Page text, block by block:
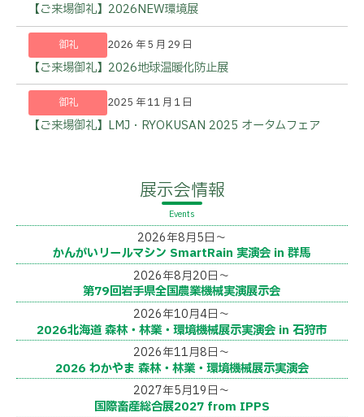
【ご来場御礼】2026NEW環境展
2026年5月29日
御礼
【ご来場御礼】2026地球温暖化防止展
2025年11月1日
御礼
【ご来場御礼】LMJ・RYOKUSAN 2025 オータムフェア
展示会情報
2026年8月5日～
かんがいリールマシン SmartRain 実演会 in 群馬
2026年8月20日～
第79回岩手県全国農業機械実演展示会
2026年10月4日～
2026北海道 森林・林業・環境機械展示実演会 in 石狩市
2026年11月8日～
2026 わかやま 森林・林業・環境機械展示実演会
2027年5月19日～
国際畜産総合展2027 from IPPS